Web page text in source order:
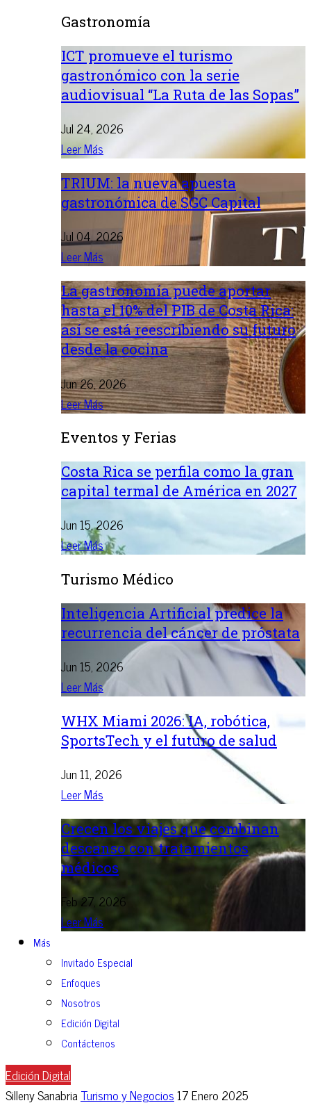
Gastronomía
ICT promueve el turismo
gastronómico con la serie
audiovisual “La Ruta de las Sopas”
Jul 24, 2026
Leer Más
TRIUM: la nueva apuesta
gastronómica de SGC Capital
Jul 04, 2026
Leer Más
La gastronomía puede aportar
hasta el 10% del PIB de Costa Rica:
así se está reescribiendo su futuro
desde la cocina
Jun 26, 2026
Leer Más
Eventos y Ferias
Costa Rica se perfila como la gran
capital termal de América en 2027
Jun 15, 2026
Leer Más
Turismo Médico
Inteligencia Artificial predice la
recurrencia del cáncer de próstata
Jun 15, 2026
Leer Más
WHX Miami 2026: IA, robótica,
SportsTech y el futuro de salud
Jun 11, 2026
Leer Más
Crecen los viajes que combinan
descanso con tratamientos
médicos
Feb 27, 2026
Leer Más
Más
Invitado Especial
Enfoques
Nosotros
Edición Digital
Contáctenos
Edición Digital
Silleny SanabriaTurismo y Negocios17 Enero 2025